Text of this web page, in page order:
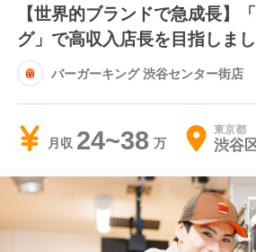
【世界的ブランドで急成長】
グ」で高収入店長を目指しま
バーガーキング 渋谷センター街店
月収 24~38 東京都
渋谷